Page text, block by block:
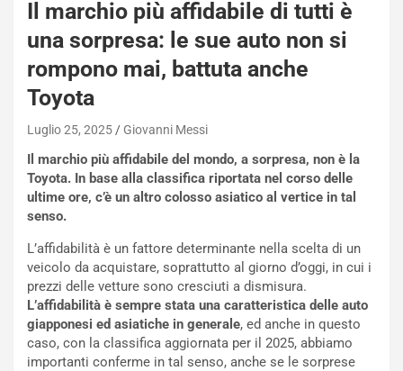
Il marchio più affidabile di tutti è
una sorpresa: le sue auto non si
rompono mai, battuta anche
Toyota
Luglio 25, 2025 Giovanni Messi
Il marchio più affidabile del mondo, a sorpresa, non è la
Toyota. In base alla classifica riportata nel corso delle
ultime ore, c’è un altro colosso asiatico al vertice in tal
senso.
L’affidabilità è un fattore determinante nella scelta di un
veicolo da acquistare, soprattutto al giorno d’oggi, in cui i
prezzi delle vetture sono cresciuti a dismisura.
L’affidabilità è sempre stata una caratteristica delle auto
giapponesi ed asiatiche in generale, ed anche in questo
caso, con la classifica aggiornata per il 2025, abbiamo
importanti conferme in tal senso, anche se le sorprese
NOTIZIE